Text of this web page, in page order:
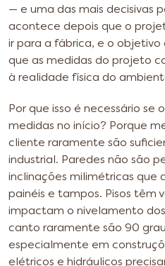
— e uma das mais decisivas
acontece depois que o
ir para a fábrica, e o objetivo
que as medidas do projeto
à realidade física do
Por que isso é necessário se
medidas no início? Porque
cliente raramente são
industrial. Paredes não são
inclinações milimétricas que
painéis e tampos. Pisos têm
impactam o nivelamento
canto raramente são 90
especialmente em
elétricos e hidráulicos